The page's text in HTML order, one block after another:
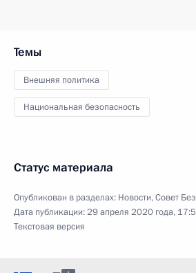
Темы
Внешняя политика
Национальная безопасность
Статус материала
Опубликован в разделах: Новости,Совет
Дата публикации:29 апреля 2020 года,
Текстовая версия